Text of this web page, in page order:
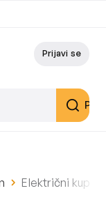
Prijavi se
Električni